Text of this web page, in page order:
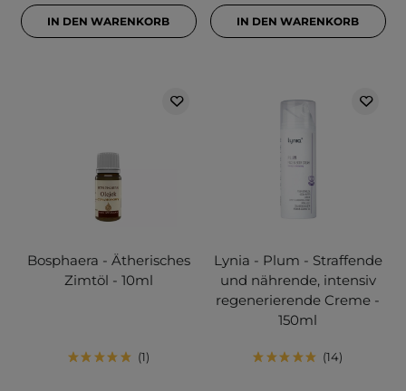
IN DEN WARENKORB IN DEN WARENKORB
Bosphaera - Ätherisches
Zimtöl - 10ml
1
Lynia - Plum - Straffende
und nährende, intensiv
regenerierende Creme -
150ml
14